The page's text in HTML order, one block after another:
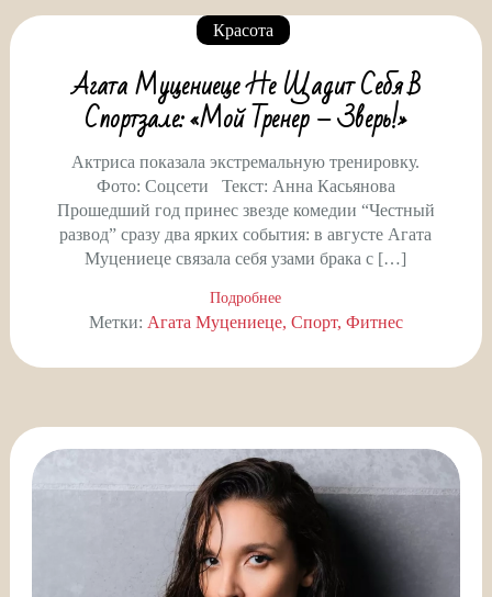
Красота
Агата Муцениеце Не Щадит Себя В
Спортзале: «Мой Тренер – Зверь!»
Актриса показала экстремальную тренировку.
Фото: Соцсети Текст: Анна Касьянова
Прошедший год принес звезде комедии “Честный
развод” сразу два ярких события: в августе Агата
Муцениеце связала себя узами брака с […]
Подробнее
Метки: Агата Муцениеце Спорт Фитнес